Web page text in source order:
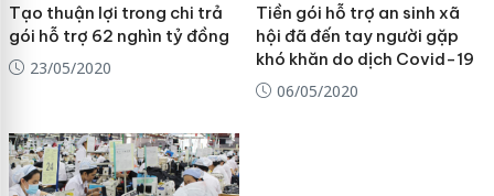
Tạo thuận lợi trong chi trả
gói hỗ trợ 62 nghìn tỷ đồng
23/05/2020
Tiền gói hỗ trợ an sinh xã
hội đã đến tay người gặp
khó khăn do dịch Covid-19
06/05/2020